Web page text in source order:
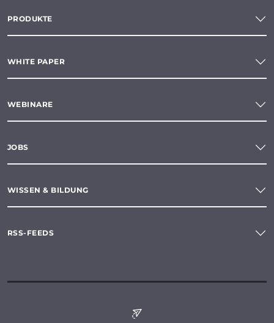
PRODUKTE
WHITE PAPER
WEBINARE
JOBS
WISSEN & BILDUNG
RSS-FEEDS